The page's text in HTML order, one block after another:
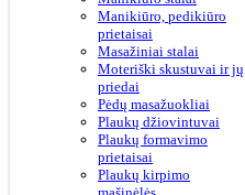
Manikiūro, pedikiūro
prietaisai
Masažiniai stalai
Moteriški skustuvai ir jų
priedai
Pėdų masažuokliai
Plaukų džiovintuvai
Plaukų formavimo
prietaisai
Plaukų kirpimo